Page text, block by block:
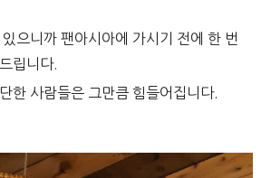
으니까 팬아시아에 가시기 전에 한 번
립니다.
한 사람들은 그만큼 힘들어집니다.